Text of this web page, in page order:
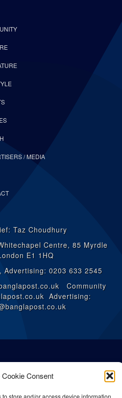
Cookie Consent
store and/or access device information.
/ MEDIA
Taz Choudhury
Centre, 85 Myrdle
E1 1HQ
Advertising: 0203 633 2545
Community
Advertising: